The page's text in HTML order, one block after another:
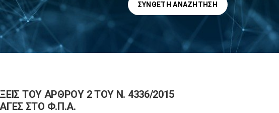
ΣΎΝΘΕΤΗ ΑΝΑΖΉΤΗΣΗ
ΤΟΥ ΑΡΘΡΟΥ 2 ΤΟΥ Ν. 4336/2015
ΣΤΟ Φ.Π.Α.